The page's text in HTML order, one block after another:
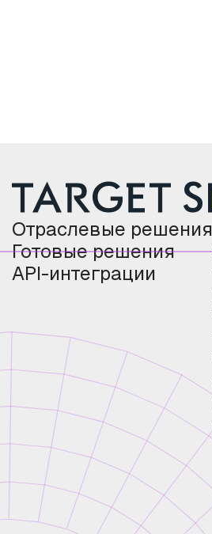
Отраслевые решения
Готовые решения
API-интеграции